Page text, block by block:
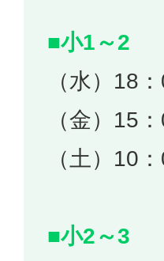
■小1～2
（水）18
（金）15
（土）10
■小2～3